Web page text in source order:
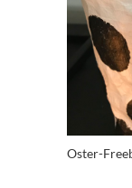
Oster-